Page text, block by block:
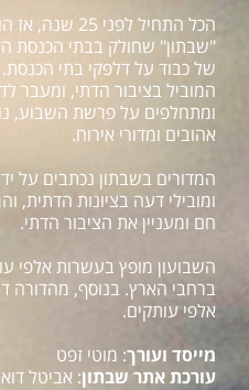
הכל התחיל
"שבתון" שחולק בבתי הכנסת
של כבוד על דלפקי בתי
המוביל בציבור הדתי, ומעבר
ומתחלפים על פרשת השבוע,
אהובים ומדורי אירוח.
המדורים בשבתון נכתבים על
ומובילי דעה בציונות הדתית,
חם ומעניין את הציבור הדתי.
ברחבי הארץ. בנוסף, מהדורה
אלפי עותקים.
מייסד ועורך: מוטי זפט
עורכת אתר שבתון: אביטל